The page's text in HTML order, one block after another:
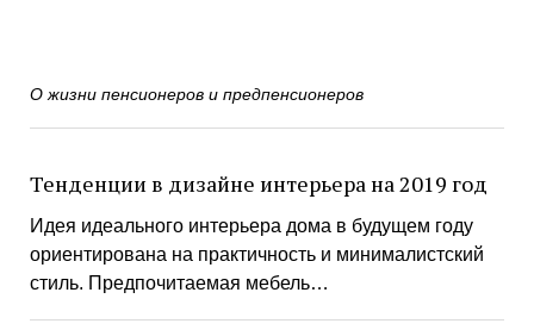
О жизни пенсионеров и предпенсионеров
Тенденции в дизайне интерьера на 2019 год
Идея идеального интерьера дома в будущем году
ориентирована на практичность и минималистский
стиль. Предпочитаемая мебель…